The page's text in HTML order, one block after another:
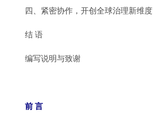
四、紧密协作，开创全球治理新维度
结 语
编写说明与致谢
前 言